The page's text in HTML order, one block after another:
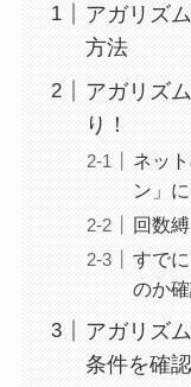
アガリズ
方法
アガリズ
り！
ネッ
ン」
回数
すで
のか
アガリズ
条件を確